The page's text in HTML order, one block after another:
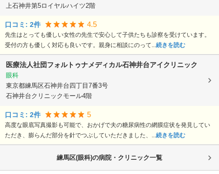
上石神井第5ロイヤルハイツ2階
口コミ: 2件 4.5
先生はとっても優しい女性の先生で安心して子供たちも診察を受けています。
受付の方も優しく対応も良いです。親身に相談にのって...続きを読む
医療法人社団フォルトゥナメディカル石神井台アイクリニック
眼科
東京都練馬区石神井台四丁目7番3号
石神井台クリニックモール4階
口コミ: 2件 5
高度な眼底写真撮影も可能で、おかげで夫の糖尿病性の網膜症状を発見してい
ただき、膨らんだ部分を針でつぶしていただきました、...続きを読む
練馬区(眼科)の病院・クリニック一覧